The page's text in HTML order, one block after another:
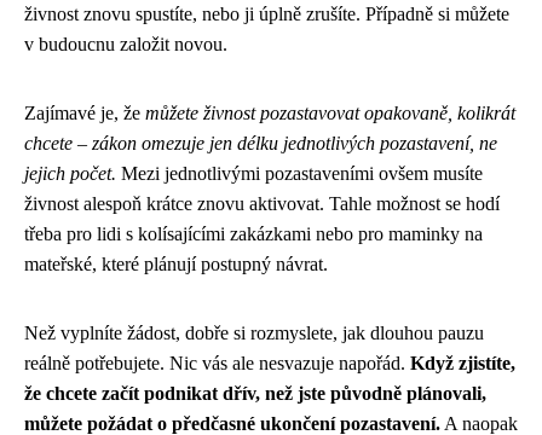
živnost znovu spustíte, nebo ji úplně zrušíte. Případně si můžete
v budoucnu založit novou.
Zajímavé je, že můžete živnost pozastavovat opakovaně, kolikrát
chcete – zákon omezuje jen délku jednotlivých pozastavení, ne
jejich počet. Mezi jednotlivými pozastaveními ovšem musíte
živnost alespoň krátce znovu aktivovat. Tahle možnost se hodí
třeba pro lidi s kolísajícími zakázkami nebo pro maminky na
mateřské, které plánují postupný návrat.
Než vyplníte žádost, dobře si rozmyslete, jak dlouhou pauzu
reálně potřebujete. Nic vás ale nesvazuje napořád. Když zjistíte,
že chcete začít podnikat dřív, než jste původně plánovali,
můžete požádat o předčasné ukončení pozastavení. A naopak